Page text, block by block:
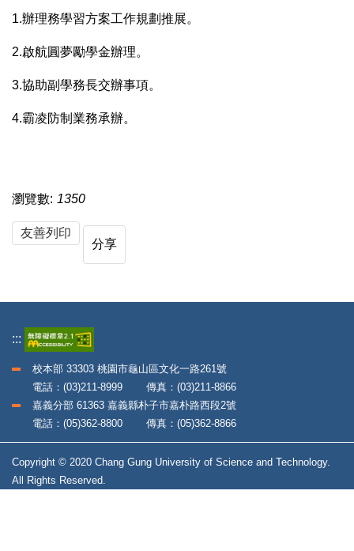
1.辦理務學習方案工作規劃推展。
2.啟航圓夢勵學金辦理。
3.協助副學務長交辦事項。
4.霸凌防制業務承辦。
瀏覽數: 1350
友善列印
分享
:::
校本部 33303 桃園市龜山區文化一路261號
電話：(03)211-8999 傳真：(03)211-8866
嘉義分部 61363 嘉義縣朴子市嘉朴路西段2號
電話：(05)362-8800 傳真：(05)362-8866
Copyright © 2020 Chang Gung University of Science and Technology.
All Rights Reserved.